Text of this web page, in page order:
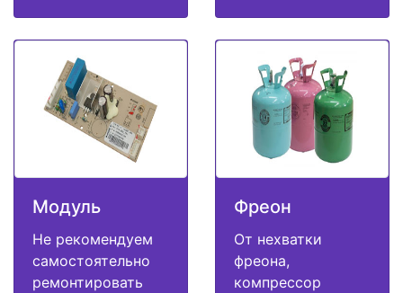
Модуль
Не рекомендуем
самостоятельно
ремонтировать
Фреон
От нехватки
фреона,
компрессор